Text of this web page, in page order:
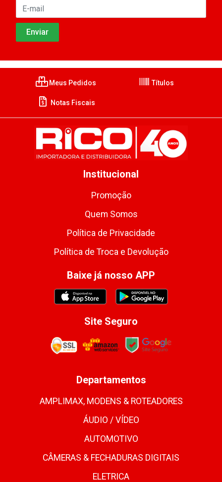
Meus Pedidos Títulos
Notas Fiscais
Institucional
Promoção
Quem Somos
Política de Privacidade
Política de Troca e Devolução
Baixe já nosso APP
Site Seguro
Departamentos
AMPLIMAX, MODENS & ROTEADORES
ÁUDIO / VÍDEO
AUTOMOTIVO
CÂMERAS & FECHADURAS DIGITAIS
ELETRICA